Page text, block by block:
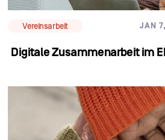
Vereinsarbeit JAN
Digitale Zusammenarbeit im